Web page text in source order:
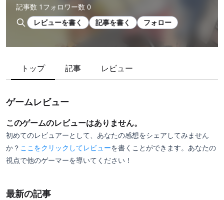
記事数 1 フォロワー数 0
レビューを書く
記事を書く フォロー
トップ 記事 レビュー
ゲームレビュー
このゲームのレビューはありません。
初めてのレビュアーとして、あなたの感想をシェアしてみません
か？ ここをクリックしてレビューを書くことができます。あなたの
視点で他のゲーマーを導いてください！
最新の記事